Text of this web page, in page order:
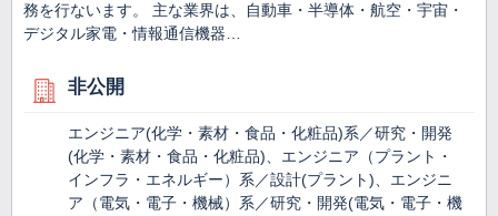
務を行ないます。 主な業界は、自動車・半導体・航空・宇宙・
デジタル家電・情報通信機器…
非公開
エンジニア(化学・素材・食品・化粧品)系／研究・開発
(化学・素材・食品・化粧品)、エンジニア（プラント・
インフラ・エネルギー）系／設計(プラント)、エンジニ
ア（電気・電子・機械）系／研究・開発(電気・電子・機